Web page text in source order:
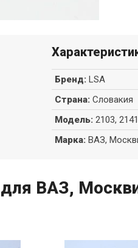
Бренд: LSA
Страна: Словакия
Модель: 2103,
Марка: ВАЗ,
ВАЗ,